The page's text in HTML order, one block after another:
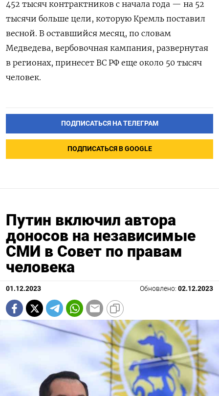
452 тысяч контрактников с начала года — на 52
тысячи больше цели, которую Кремль поставил
весной. В оставшийся месяц, по словам
Медведева, вербовочная кампания, развернутая
в регионах, принесет ВС РФ еще около 50 тысяч
человек.
ПОДПИСАТЬСЯ НА ТЕЛЕГРАМ
ПОДПИСАТЬСЯ В GOOGLE
Путин включил автора
доносов на независимые
СМИ в Совет по правам
человека
01.12.2023 Обновлено: 02.12.2023